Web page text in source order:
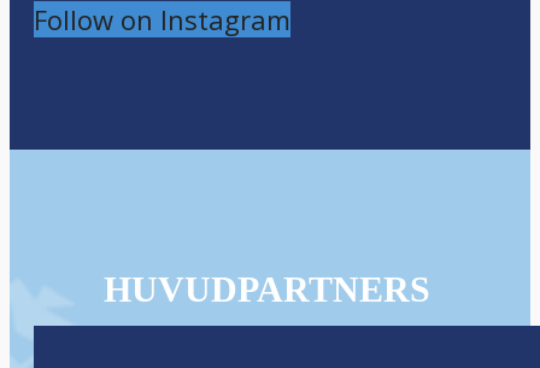
Follow on Instagram
HUVUDPARTNERS